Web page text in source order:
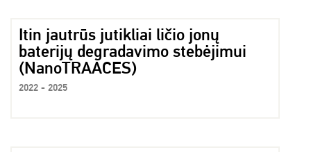
Itin jautrūs jutikliai ličio jonų
baterijų degradavimo stebėjimui
(NanoTRAACES)
2022 - 2025